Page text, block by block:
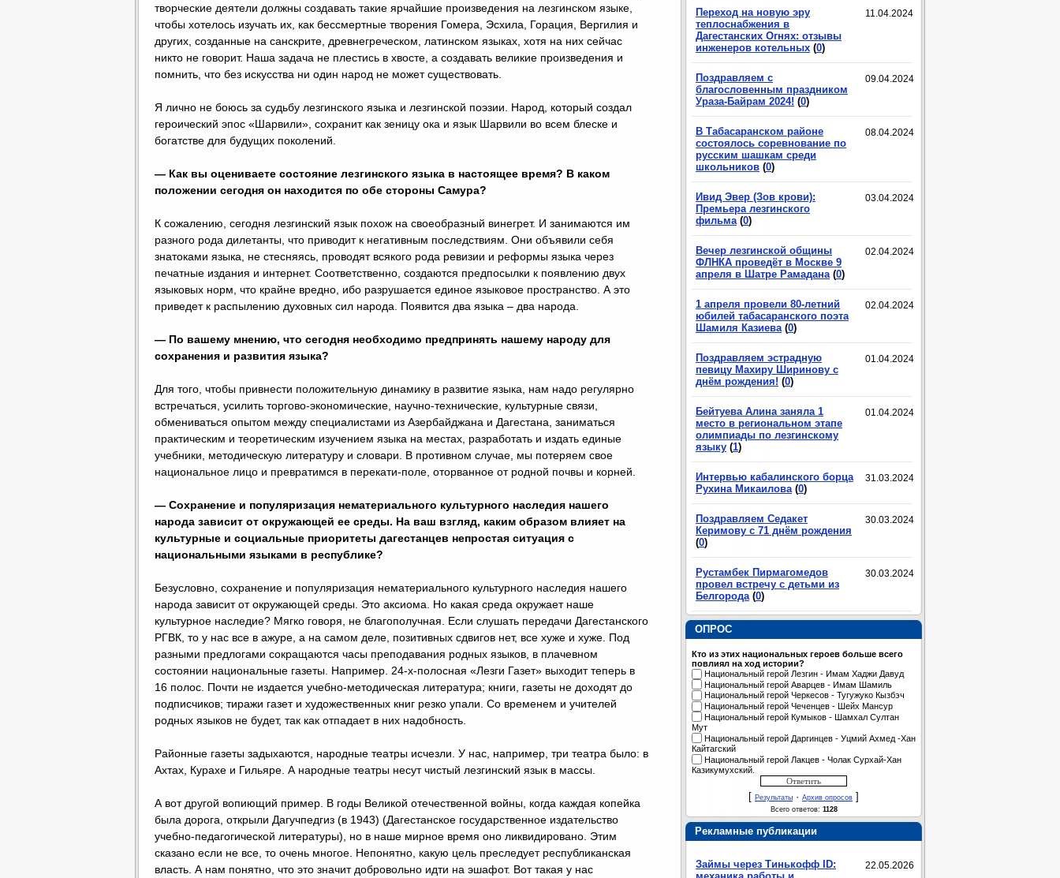
11.04.2024
Переход на новую эру
теплоснабжения в
Дагестанских Огнях: отзывы
инженеров котельных (0)
09.04.2024
Поздравляем с
благословенным праздником
Ураза-Байрам 2024! (0)
08.04.2024
В Табасаранском районе
состоялось соревнование по
русским шашкам среди
школьников (0)
03.04.2024
Ивид Эвер (Зов крови):
Премьера лезгинского
фильма (0)
02.04.2024
Вечер лезгинской общины
ФЛНКА проведёт в Москве 9
апреля в Шатре Рамадана (0)
02.04.2024
1 апреля провели 80-летний
юбилей табасаранского поэта
Шамиля Казиева (0)
01.04.2024
Поздравляем эстрадную
певицу Махиру Ширинову с
днём рождения! (0)
01.04.2024
Бейтуева Алина заняла 1
место в региональном этапе
олимпиады по лезгинскому
языку (1)
31.03.2024
Интервью кабалинского борца
Рухина Микаилова (0)
30.03.2024
Поздравляем Седакет
Керимову с 71 днём рождения
(0)
30.03.2024
Рустамбек Пирмагомедов
провел встречу с детьми из
Белгорода (0)
ОПРОС
Кто из этих национальных героев больше всего
повлиял на ход истории?
Национальный герой Лезгин - Имам Хаджи Давуд
Национальный герой Аварцев - Имам Шамиль
Национальный герой Черкесов - Тугужуко Кызбэч
Национальный герой Чеченцев - Шейх Мансур
Национальный герой Кумыков - Шамхал Султан
Мут
Национальный герой Даргинцев - Уцмий Ахмед -Хан
Кайтагский
Национальный герой Лакцев - Чолак Сурхай-Хан
Казикумухский.
[ Результаты · Архив опросов ]
Всего ответов: 1128
Рекламные публикации
22.05.2026
Займы через Тинькофф ID:
творческие деятели должны создавать такие ярчайшие произведения на лезгинском языке,
чтобы хотелось изучать их, как бессмертные творения Гомера, Эсхила, Горация, Вергилия и
других, созданные на санскрите, древнегреческом, латинском языках, хотя на них сейчас
никто не говорит. Наша задача не плестись в хвосте, а создавать великие произведения и
помнить, что без искусства ни один народ не может существовать.
Я лично не боюсь за судьбу лезгинского языка и лезгинской поэзии. Народ, который создал
героический эпос «Шарвили», сохранит как зеницу ока и язык Шарвили во всем блеске и
богатстве для будущих поколений.
— Как вы оцениваете состояние лезгинского языка в настоящее время? В каком
положении сегодня он находится по обе стороны Самура?
К сожалению, сегодня лезгинский язык похож на своеобразный винегрет. И занимаются им
разного рода дилетанты, что приводит к негативным последствиям. Они объявили себя
знатоками языка, не стесняясь, проводят всякого рода ревизии и реформы языка через
печатные издания и интернет. Соответственно, создаются предпосылки к появлению двух
языковых норм, что крайне вредно, ибо разрушается единое языковое пространство. А это
приведет к распылению духовных сил народа. Появится два языка – два народа.
— По вашему мнению, что сегодня необходимо предпринять нашему народу для
сохранения и развития языка?
Для того, чтобы привнести положительную динамику в развитие языка, нам надо регулярно
встречаться, усилить торгово-экономические, научно-технические, культурные связи,
обмениваться опытом между специалистами из Азербайджана и Дагестана, заниматься
практическим и теоретическим изучением языка на местах, разработать и издать единые
учебники, методическую литературу и словари. В противном случае, мы потеряем свое
национальное лицо и превратимся в перекати-поле, оторванное от родной почвы и корней.
— Сохранение и популяризация нематериального культурного наследия нашего
народа зависит от окружающей ее среды. На ваш взгляд, каким образом влияет на
культурные и социальные приоритеты дагестанцев непростая ситуация с
национальными языками в республике?
Безусловно, сохранение и популяризация нематериального культурного наследия нашего
народа зависит от окружающей среды. Это аксиома. Но какая среда окружает наше
культурное наследие? Мягко говоря, не благополучная. Если слушать передачи Дагестанского
РГВК, то у нас все в ажуре, а на самом деле, позитивных сдвигов нет, все хуже и хуже. Под
разными предлогами сокращаются часы преподавания родных языков, в плачевном
состоянии национальные газеты. Например. 24-х-полосная «Лезги Газет» выходит теперь в
16 полос. Почти не издается учебно-методическая литература; книги, газеты не доходят до
подписчиков; тиражи газет и художественных книг резко упали. Со временем и учителей
родных языков не будет, так как отпадает в них надобность.
Районные газеты задыхаются, народные театры исчезли. У нас, например, три театра было: в
Ахтах, Курахе и Гильяре. А народные театры несут чистый лезгинский язык в массы.
А вот другой вопиющий пример. В годы Великой отечественной войны, когда каждая копейка
была дорога, открыли Дагучпедгиз (в 1943) (Дагестанское государственное издательство
учебно-педагогической литературы), но в наше мирное время оно ликвидировано. Этим
сказано если не все, то очень многое. Непонятно, какую цель преследует республиканская
власть. А нам понятно, что это значит добровольно идти на эшафот. Вот такая у нас